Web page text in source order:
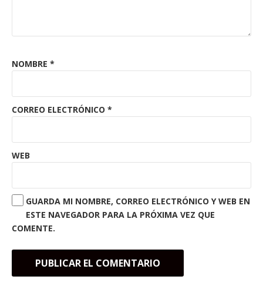
NOMBRE *
CORREO ELECTRÓNICO *
WEB
GUARDA MI NOMBRE, CORREO ELECTRÓNICO Y WEB EN
ESTE NAVEGADOR PARA LA PRÓXIMA VEZ QUE
COMENTE.